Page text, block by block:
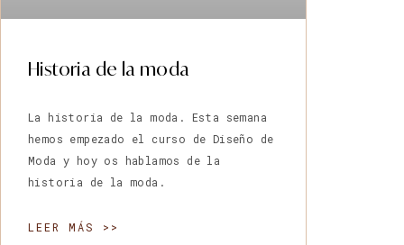
Historia de la moda
La historia de la moda. Esta semana
hemos empezado el curso de Diseño de
Moda y hoy os hablamos de la
historia de la moda.
LEER MÁS >>